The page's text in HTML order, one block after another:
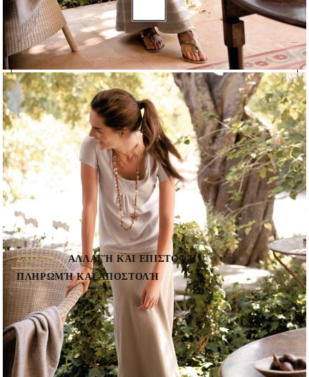
ΓΡΉΓΟΡΗ ΠΑΡΑΓΓΕΛΊΑ ΧΩΡΊΣ ΕΓΓΡΑΦΉ
Θα επικοινωνήσουμε μαζί σας για την ολοκλήρωση της παραγγελίας
linen-maxi-skirt-4 0.800 Κιλά
( 5 ) Αξιολογήστε το προϊόν
ΣΧΌΛΙΑ
ΑΛΛΑΓΉ ΚΑΙ ΕΠΙΣΤΟΦΉ
ΠΛΗΡΩΜΉ ΚΑΙ ΑΠΟΣΤΟΛΉ
απόGDPR 21-05-2018, 05 Νοέμβριος 2014 21:06
Тук клиентът има възможност да сподели
своето мнение за продукта или за Вашето
обслужване. Освен с коментар, той може да
изрази мнението си и с 5-степенна система за